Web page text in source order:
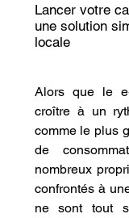
Lancer votre
une solution
locale
Alors que le
croître à un
comme le plus
de
nombreux
confrontés à
ne sont tout